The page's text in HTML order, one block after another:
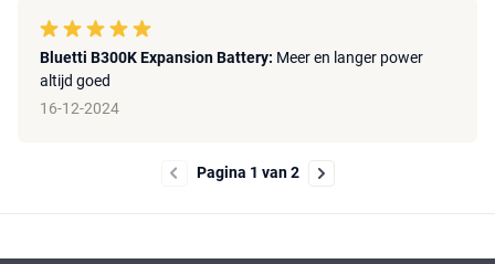
Bluetti B300K Expansion Battery: Meer en langer power
altijd goed
16-12-2024
Pagina 1 van 2